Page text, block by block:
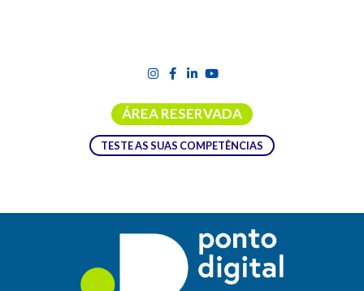
ÁREA RESERVADA
TESTE AS SUAS COMPETÊNCIAS